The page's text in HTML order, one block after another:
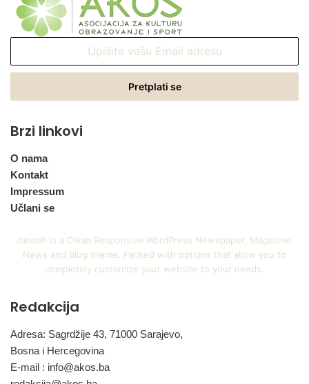
Email
Brzi linkovi
O nama
Kontakt
Impressum
Učlani se
Jannah is a Clean Responsive WordPress Newspaper, Magazine,
News and Blog theme. Packed with options that allow you to
completely customize your website to your needs.
Redakcija
Adresa: Sagrdžije 43, 71000 Sarajevo,
Bosna i Hercegovina
E-mail : info@akos.ba